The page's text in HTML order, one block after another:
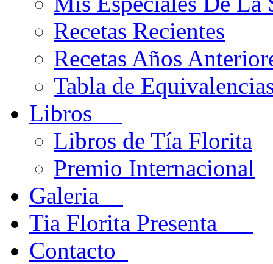
Recetas Recientes
Recetas Años
Tabla de
Libros
Libros de Tía Florita
Premio Internacional
Galeria
Tia Florita Presenta
Contacto